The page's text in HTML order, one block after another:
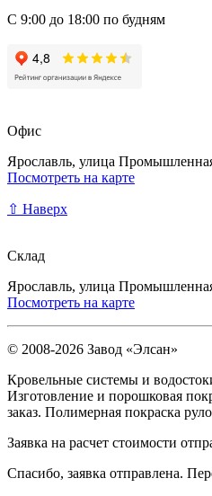
С 9:00 до 18:00 по будням
Офис
Ярославль, улица
Посмотреть на карте
⇧ Наверх
Склад
Ярославль, улица
Посмотреть на карте
© 2008-2026 Завод «Элсан»
Кровельные системы и
Изготовление и порошковая
заказ. Полимерная покраска
Заявка на расчет стоимости
Спасибо, заявка отправлена.